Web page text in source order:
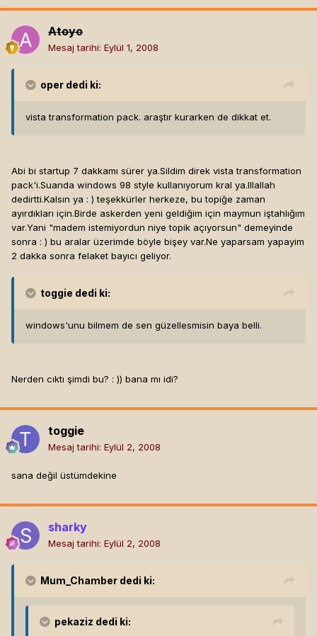
Atoyo
Mesaj tarihi: Eylül 1, 2008
oper dedi ki:
vista transformation pack. araştır kurarken de dikkat et.
Abi bi startup 7 dakkamı sürer ya.Sildim direk vista transformation
pack'i.Suanda windows 98 style kullanıyorum kral ya.Illallah
dedirtti.Kalsın ya : ) teşekkürler herkeze, bu topiğe zaman
ayırdıkları için.Birde askerden yeni geldiğim için maymun iştahlığım
var.Yani "madem istemiyordun niye topik açıyorsun" demeyinde
sonra : ) bu aralar üzerimde böyle bişey var.Ne yaparsam yapayim
2 dakka sonra felaket bayıcı geliyor.
toggie dedi ki:
windows'unu bilmem de sen güzellesmisin baya belli.
Nerden cıktı şimdi bu? : )) bana mı idi?
toggie
Mesaj tarihi: Eylül 2, 2008
sana değil üstümdekine
sharky
Mesaj tarihi: Eylül 2, 2008
Mum_Chamber dedi ki:
pekaziz dedi ki: